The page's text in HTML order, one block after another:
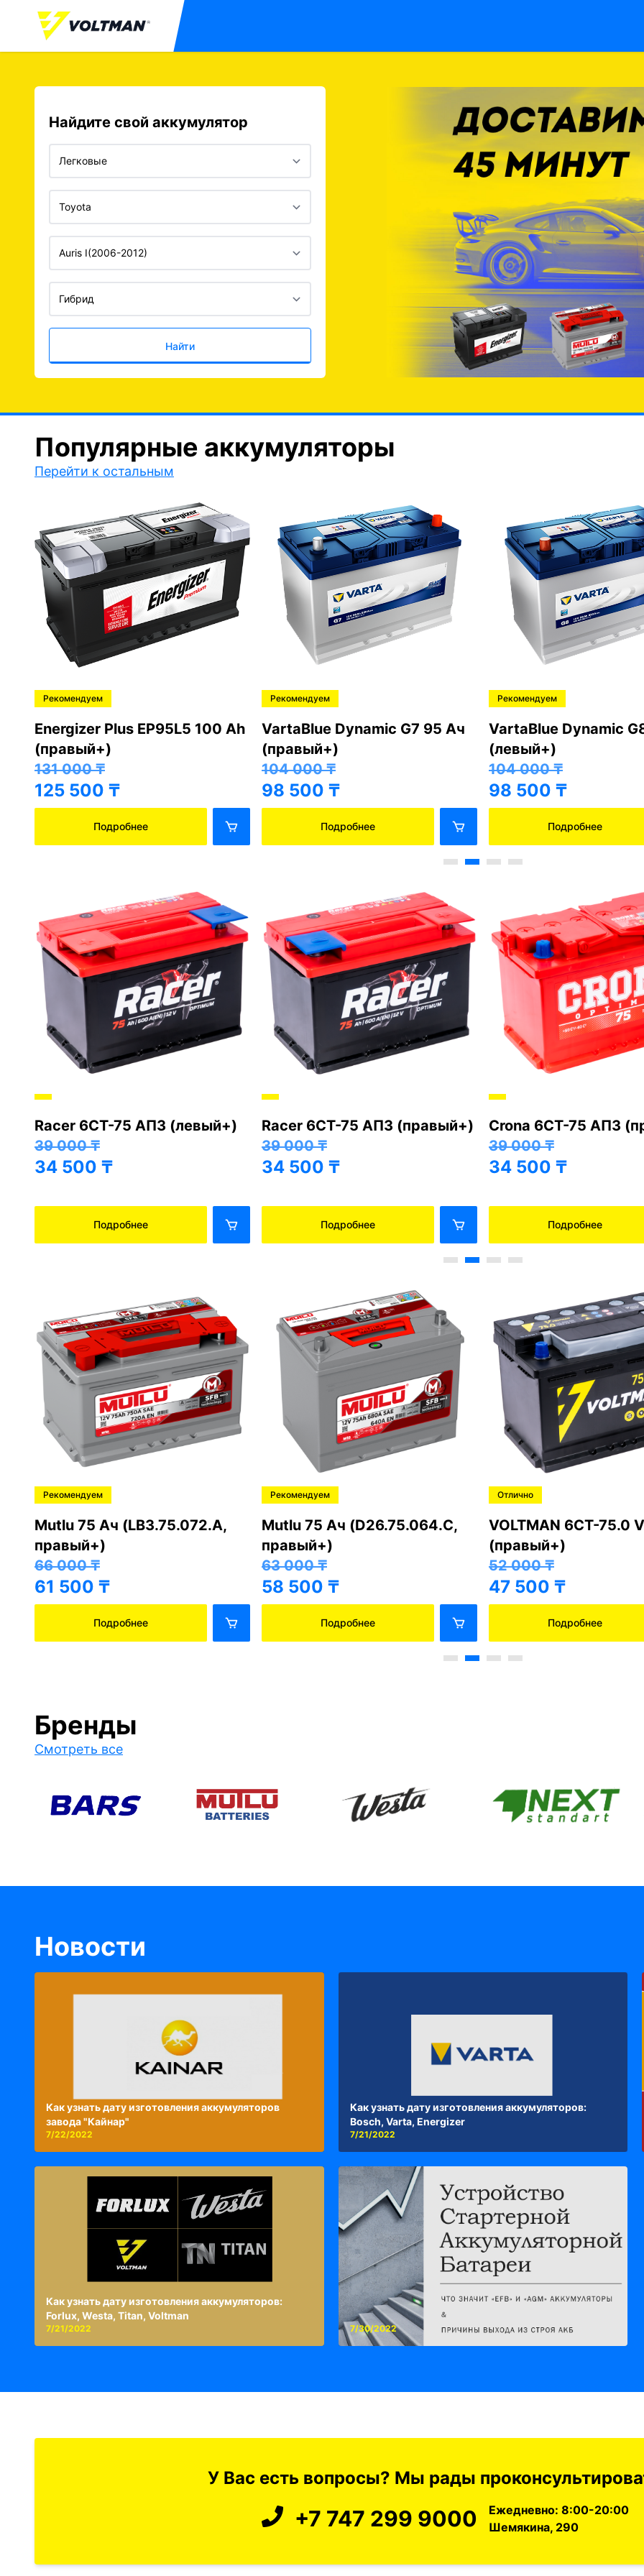
Найдите свой аккумулятор
Найти
Популярные аккумуляторы
Перейти к остальным
Рекомендуем
Energizer Plus EP95L5 100 Ah
(правый+)
131 000₸
125 500 ₸
Подробнее
Рекомендуем
VartaBlue Dynamic G7 95 Ач
(правый+)
104 000₸
98 500 ₸
Подробнее
Рекомендуем
VartaBlue Dynamic
(левый+)
104 000₸
98 500 ₸
Подробнее
Racer 6СТ-75 АПЗ (левый+)
39 000₸
34 500 ₸
Подробнее
Racer 6СТ-75 АПЗ (правый+)
39 000₸
34 500 ₸
Подробнее
Crona 6СТ-75 АПЗ
39 000₸
34 500 ₸
Подробнее
Рекомендуем
Mutlu 75 Ач (LB3.75.072.A,
правый+)
66 000₸
61 500 ₸
Подробнее
Рекомендуем
Mutlu 75 Ач (D26.75.064.C,
правый+)
63 000₸
58 500 ₸
Подробнее
Отлично
VOLTMAN 6CT-75.0
(правый+)
52 000₸
47 500 ₸
Подробнее
Бренды
Смотреть все
Новости
Как узнать дату изготовления аккумуляторов
завода "Кайнар"
7/22/2022
Как узнать дату изготовления аккумуляторов:
Bosch, Varta, Energizer
7/21/2022
Как узнать дату изготовления аккумуляторов:
Forlux, Westa, Titan, Voltman
7/21/2022 7/30/2022
У Вас есть вопросы? Мы рады
+7 747 299 9000
Ежедневно: 8:00-20:00
Шемякина, 290